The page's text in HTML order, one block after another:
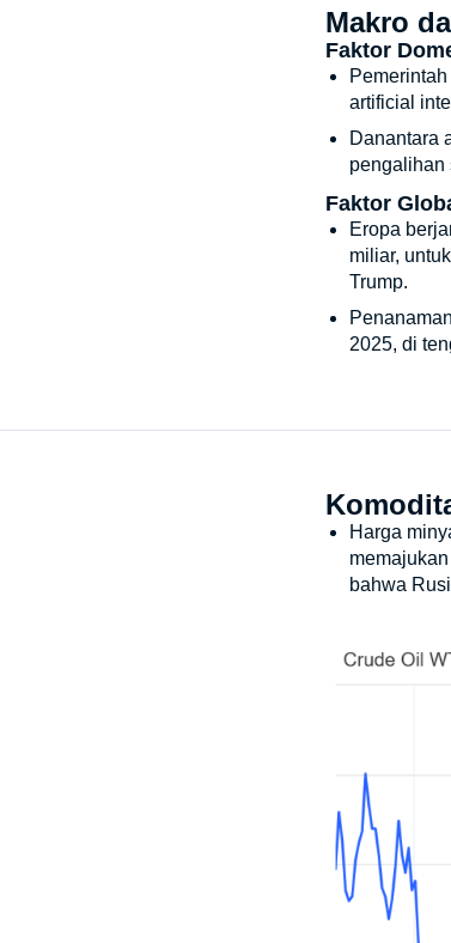
Makro
Faktor
artificial
Danantara
pengalihan
Faktor
Eropa
miliar,
Trump.
2025, di
Harga
bahwa